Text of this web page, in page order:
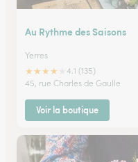
Au Rythme des Saisons
Yerres
★★★★
4.1 (135)
45, rue Charles de Gaulle
Voir la boutique